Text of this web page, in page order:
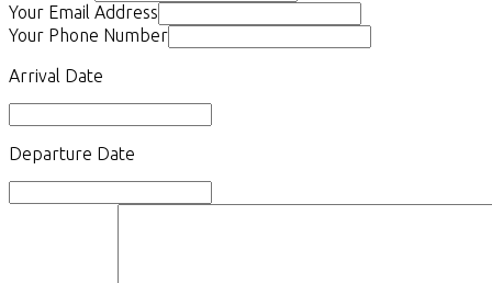
Your Email Address
Your Phone Number
Arrival Date
Departure Date